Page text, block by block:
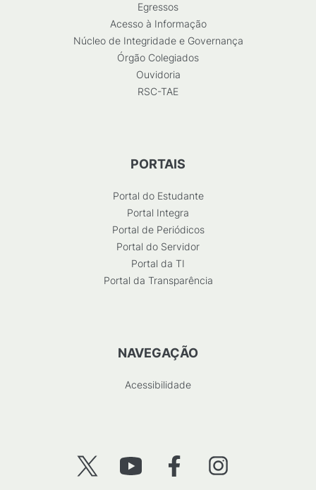
Egressos
Acesso à Informação
Núcleo de Integridade e Governança
Órgão Colegiados
Ouvidoria
RSC-TAE
PORTAIS
Portal do Estudante
Portal Integra
Portal de Periódicos
Portal do Servidor
Portal da TI
Portal da Transparência
NAVEGAÇÃO
Acessibilidade